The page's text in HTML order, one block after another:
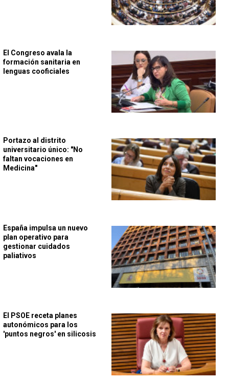
El Congreso avala la
formación sanitaria en
lenguas cooficiales
Portazo al distrito
universitario único: "No
faltan vocaciones en
Medicina"
España impulsa un nuevo
plan operativo para
gestionar cuidados
paliativos
El PSOE receta planes
autonómicos para los
'puntos negros' en silicosis